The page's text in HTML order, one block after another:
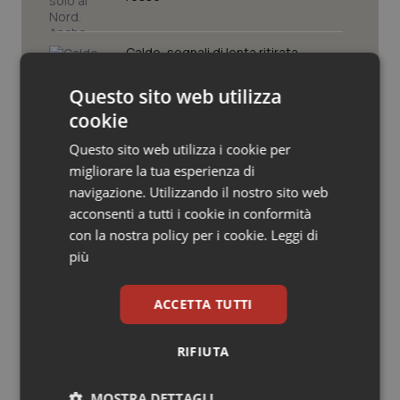
Veneto
Oncoematologia
Oncologia & Nutrizione
Psoriasi & pelle
Quotidiano Cardiologia
Quotidiano Chirurgia
Quotidiano Oncologia
Quotidiano Pediatria
Caldo, segnali di lenta ritirata
19
alla salute della mammella: accordo
quadro da 48 milioni per tecnologie e
Breast Unit
AI Act, in vigore gli obblighi di
trasparenza: cosa cambia per sanità
Gold
Questo sito web utilizza
cookie
Questo sito web utilizza i cookie per
migliorare la tua esperienza di
navigazione. Utilizzando il nostro sito web
acconsenti a tutti i cookie in conformità
con la nostra policy per i cookie. Leggi di
più
ACCETTA TUTTI
RIFIUTA